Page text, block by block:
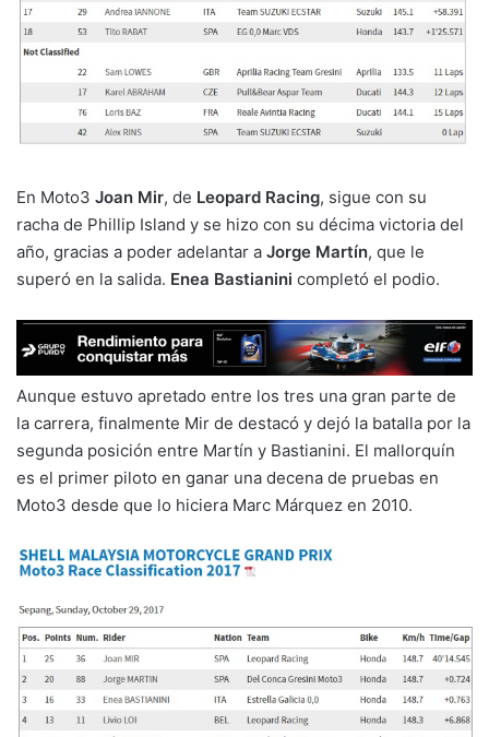
En Moto3 Joan Mir, de Leopard Racing, sigue con su
racha de Phillip Island y se hizo con su décima victoria del
año, gracias a poder adelantar a Jorge Martín, que le
superó en la salida. Enea Bastianini completó el podio.
Aunque estuvo apretado entre los tres una gran parte de
la carrera, finalmente Mir de destacó y dejó la batalla por la
segunda posición entre Martín y Bastianini. El mallorquín
es el primer piloto en ganar una decena de pruebas en
Moto3 desde que lo hiciera Marc Márquez en 2010.